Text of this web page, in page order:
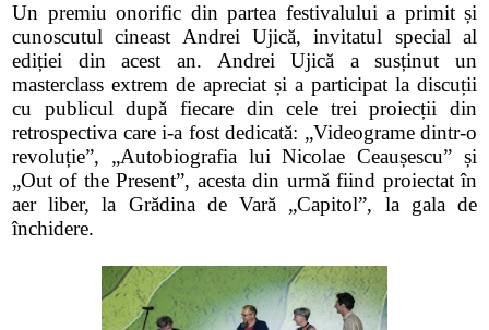
Un premiu onorific din partea festivalului a primit și
cunoscutul cineast Andrei Ujică, invitatul special al
ediției din acest an. Andrei Ujică a susținut un
masterclass extrem de apreciat și a participat la discuții
cu publicul după fiecare din cele trei proiecții din
retrospectiva care i-a fost dedicată: „Videograme dintr-o
revoluție”, „Autobiografia lui Nicolae Ceaușescu” și
„Out of the Present”, acesta din urmă fiind proiectat în
aer liber, la Grădina de Vară „Capitol”, la gala de
închidere.